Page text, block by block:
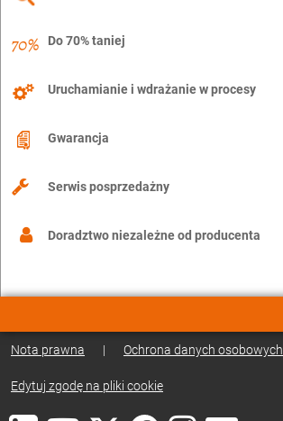
Do 70% taniej
Uruchamianie i wdrażanie w procesy
Gwarancja
Serwis posprzedażny
Doradztwo niezależne od producenta
Nota prawna | Ochrona danych osobowych
Edytuj zgodę na pliki cookie